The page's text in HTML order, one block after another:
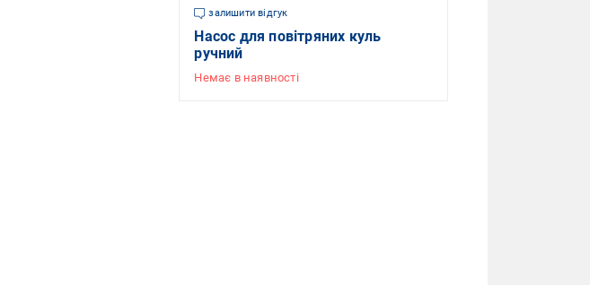
залишити відгук
Насос для повітряних куль
ручний
Немає в наявності